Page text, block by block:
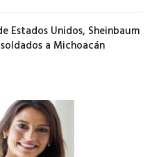
Estados Unidos, Sheinbaum
a Michoacán